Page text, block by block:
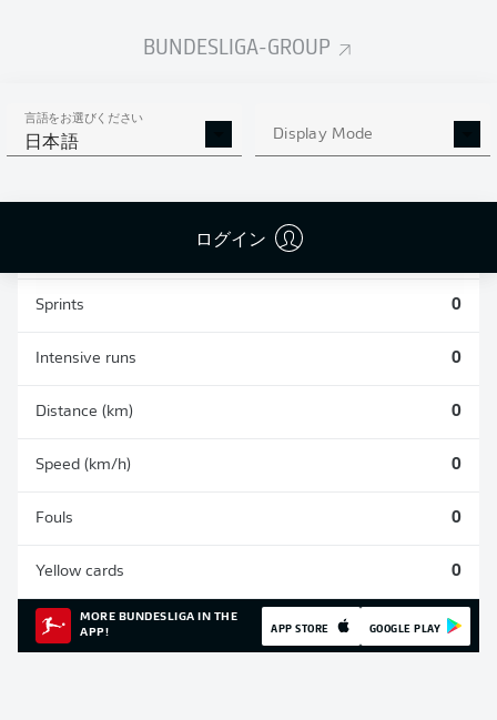
BUNDESLIGA-GROUP
言語をお選びください
日本語 Display Mode
ログイン
統計 シーズン 2026/2027
OWN-GOALS
PASSES
COMPLETED
Sprints 0
Intensive runs 0
Distance (km) 0
Speed (km/h) 0
Fouls 0
Yellow cards 0
MORE BUNDESLIGA IN THE
APP!
APP STORE GOOGLE PLAY